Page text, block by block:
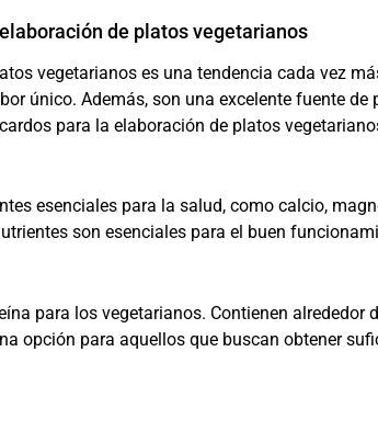
de platos vegetarianos
vegetarianos es una tendencia cada vez
único. Además, son una excelente fuente de
para la elaboración de platos
esenciales para la salud, como calcio,
son esenciales para el buen
para los vegetarianos. Contienen alrededor
opción para aquellos que buscan obtener